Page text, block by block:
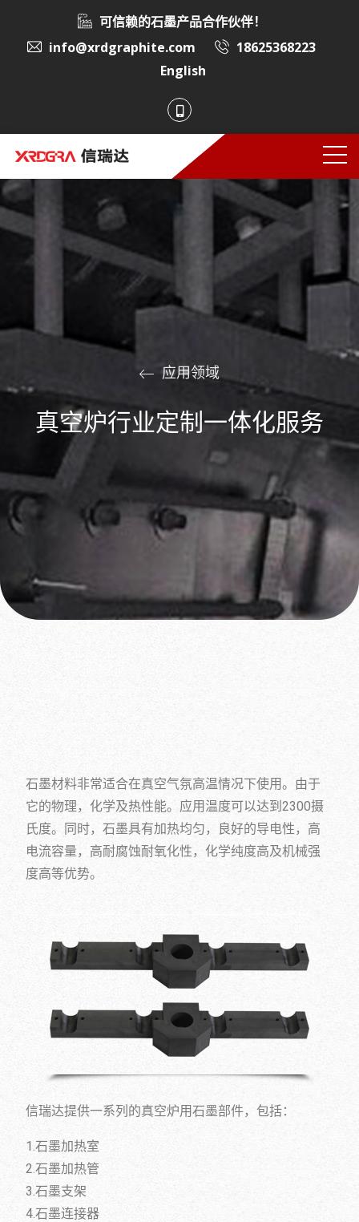
可信赖的石墨产品合作伙伴！
info@xrdgraphite.com
18625368223
English
应用领域
真空炉行业定制一体化服务
石墨材料非常适合在真空气氛高温情况下使用。由于
它的物理，化学及热性能。应用温度可以达到2300摄
氏度。同时，石墨具有加热均匀，良好的导电性，高
电流容量，高耐腐蚀耐氧化性，化学纯度高及机械强
度高等优势。
信瑞达提供一系列的真空炉用石墨部件，包括：
1.石墨加热室
2.石墨加热管
3.石墨支架
4.石墨连接器